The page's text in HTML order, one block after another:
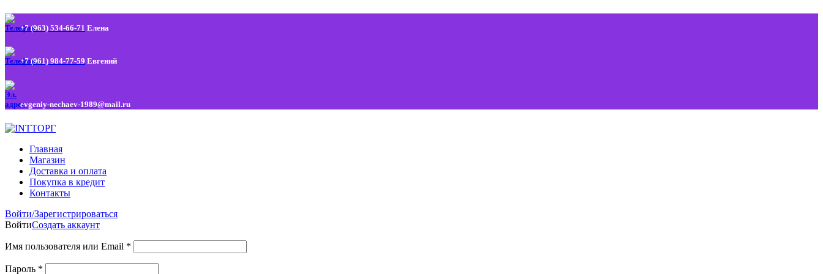
+7 (963) 534-66-71 Елена
+7 (961) 984-77-59 Евгений
evgeniy-nechaev-1989@mail.ru
Главная
Магазин
Доставка и оплата
Покупка в кредит
Контакты
Войти/Зарегистрироваться
ВойтиСоздать аккаунт
Имя пользователя или Email *
Пароль *